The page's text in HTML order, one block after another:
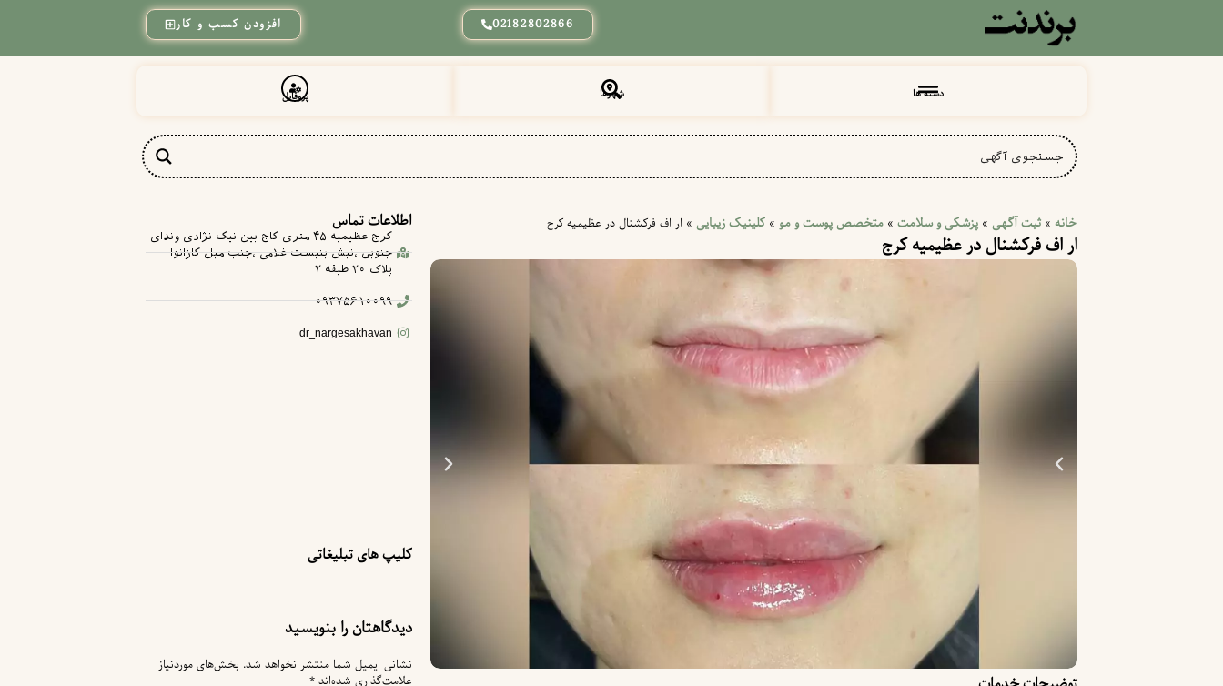
02182802866 افزودن کسب و کار
دسته ها شهرها پروفایل
خانه » ثبت آگهی » پزشکی و سلامت » متخصص پوست و مو » کلینیک زیبایی » ار اف فرکشنال در عظیمیه کرج
ار اف فرکشنال در عظیمیه کرج
اطلاعات تماس
کرج عظیمیه ۴۵ متری کاج بین نیک نژادی وندای
جنوبی ،نبش بنبست غلامی ،جنب مبل کازانوا
پلاک ۲۰ طبقه ۲
۰۹۳۷۵۶۱۰۰۹۹
dr_nargesakhavan
کلیپ های تبلیغاتی
دیدگاهتان را بنویسید
نشانی ایمیل شما منتشر نخواهد شد. بخش‌های موردنیاز
علامت‌گذاری شده‌اند*